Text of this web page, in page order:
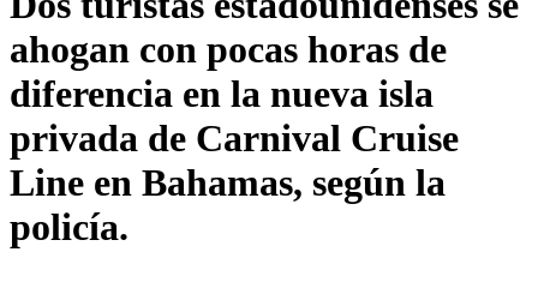
ahogan con pocas horas de
diferencia en la nueva isla
privada de Carnival Cruise
Line en Bahamas, según la
policía.